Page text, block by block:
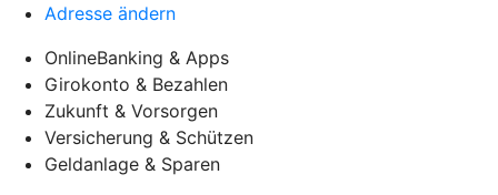
Adresse ändern
OnlineBanking & Apps
Girokonto & Bezahlen
Zukunft & Vorsorgen
Versicherung & Schützen
Geldanlage & Sparen